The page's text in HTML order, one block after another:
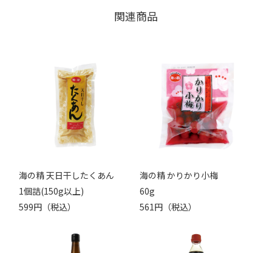
関連商品
海の精 天日干したくあん
1個詰(150g以上)
599円（税込）
海の精 かりかり小梅
60g
561円（税込）